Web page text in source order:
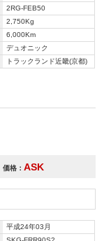
2RG-FEB50
2,750Kg
6,000Km
デュオニック
トラックランド近畿(京都)
価格： ASK
平成24年03月